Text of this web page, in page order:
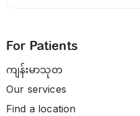
For Patients
ကျန်းမာသုတ
Our services
Find a location